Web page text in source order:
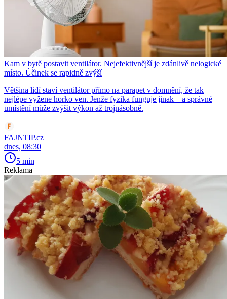
Kam v bytě postavit ventilátor. Nejefektivnější je zdánlivě nelogické
místo. Účinek se rapidně zvýší
Většina lidí staví ventilátor přímo na parapet v domnění, že tak
nejlépe vyžene horko ven. Jenže fyzika funguje jinak – a správné
umístění může zvýšit výkon až trojnásobně.
FAJNTIP.cz
dnes, 08:30
5 min
Reklama